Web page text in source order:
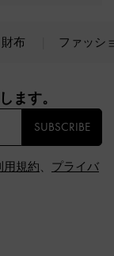
財布 ファッシ
ます。​
SUBSCRIBE
用規約、 プライバ